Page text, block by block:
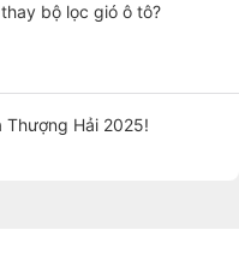
bộ lọc gió ô tô?
Thượng Hải 2025!